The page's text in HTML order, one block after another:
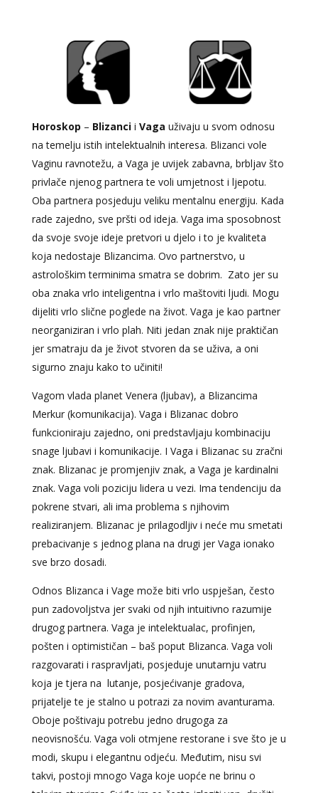
Horoskop – Blizancii Vaga uživaju u svom odnosu
na temelju istih intelektualnih interesa. Blizanci vole
Vaginu ravnotežu, a Vaga je uvijek zabavna, brbljav što
privlače njenog partnera te voli umjetnost i ljepotu.
Oba partnera posjeduju veliku mentalnu energiju. Kada
rade zajedno, sve pršti od ideja. Vaga ima sposobnost
da svoje svoje ideje pretvori u djelo i to je kvaliteta
koja nedostaje Blizancima. Ovo partnerstvo, u
astrološkim terminima smatra se dobrim. Zato jer su
oba znaka vrlo inteligentna i vrlo maštoviti ljudi. Mogu
dijeliti vrlo slične poglede na život. Vaga je kao partner
neorganiziran i vrlo plah. Niti jedan znak nije praktičan
jer smatraju da je život stvoren da se uživa, a oni
sigurno znaju kako to učiniti!
Vagom vlada planet Venera (ljubav), a Blizancima
Merkur (komunikacija). Vaga i Blizanac dobro
funkcioniraju zajedno, oni predstavljaju kombinaciju
snage ljubavi i komunikacije. I Vaga i Blizanac su zračni
znak. Blizanac je promjenjiv znak, a Vaga je kardinalni
znak. Vaga voli poziciju lidera u vezi. Ima tendenciju da
pokrene stvari, ali ima problema s njihovim
realiziranjem. Blizanac je prilagodljiv i neće mu smetati
prebacivanje s jednog plana na drugi jer Vaga ionako
sve brzo dosadi.
Odnos Blizanca i Vage može biti vrlo uspješan, često
pun zadovoljstva jer svaki od njih intuitivno razumije
drugog partnera. Vaga je intelektualac, profinjen,
pošten i optimističan – baš poput Blizanca. Vaga voli
razgovarati i raspravljati, posjeduje unutarnju vatru
koja je tjera na lutanje, posjećivanje gradova,
prijatelje te je stalno u potrazi za novim avanturama.
Oboje poštivaju ​​potrebu jedno drugoga za
neovisnošću. Vaga voli otmjene restorane i sve što je u
modi, skupu i elegantnu odjeću. Međutim, nisu svi
takvi, postoji mnogo Vaga koje uopće ne brinu o